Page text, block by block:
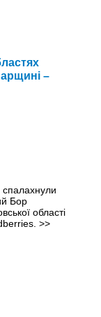
–
спалахнули
Бор
області
>>